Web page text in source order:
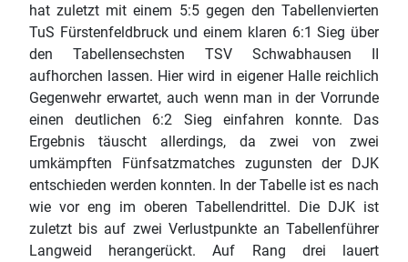
hat zuletzt mit einem 5:5 gegen den Tabellenvierten
TuS Fürstenfeldbruck und einem klaren 6:1 Sieg über
den Tabellensechsten TSV Schwabhausen II
aufhorchen lassen. Hier wird in eigener Halle reichlich
Gegenwehr erwartet, auch wenn man in der Vorrunde
einen deutlichen 6:2 Sieg einfahren konnte. Das
Ergebnis täuscht allerdings, da zwei von zwei
umkämpften Fünfsatzmatches zugunsten der DJK
entschieden werden konnten. In der Tabelle ist es nach
wie vor eng im oberen Tabellendrittel. Die DJK ist
zuletzt bis auf zwei Verlustpunkte an Tabellenführer
Langweid herangerückt. Auf Rang drei lauert